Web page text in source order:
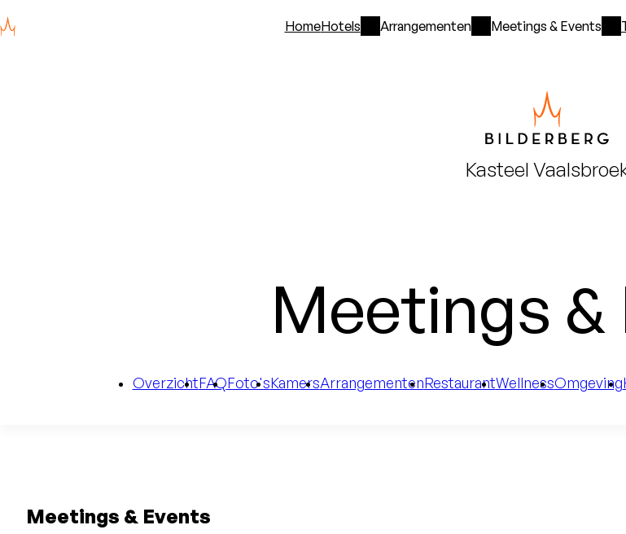
HomeHotels Arrangementen Meetings & Events
Kasteel
Meetings &
OverzichtFAQFoto'sKamersArrangementenRestaurantWellnessOmgeving
Meetings & Events